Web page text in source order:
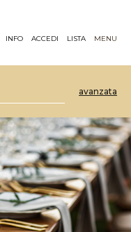
INFO ACCEDI LISTA MENU
avanzata